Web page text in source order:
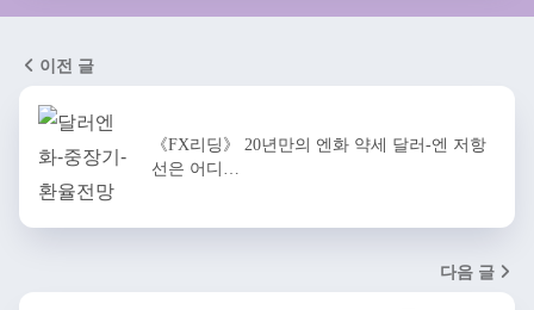
이전 글
《FX리딩》 20년만의 엔화 약세 달러-엔 저항
선은 어디…
다음 글